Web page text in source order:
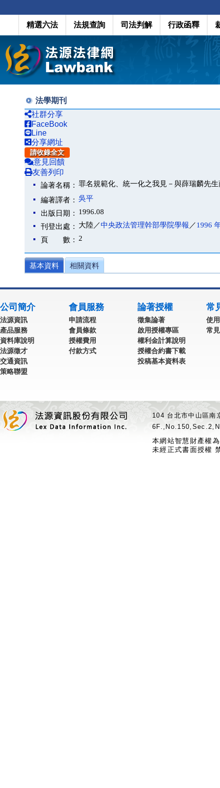
精選六法 法規查詢 司法判解 行政函釋
法學期刊
社群分享
FaceBook
Line
分享網址
請收錄全文
意見回饋
友善列印
論著名稱： 罪名規範化、統一化之我見－與薛瑞麟先生
編著譯者： 吳平
出版日期： 1996.08
刊登出處： 大陸／中央政法管理幹部學院學報 ／1996
頁 數： 2
基本資料 相關資料
公司簡介
法源資訊
產品服務
資料庫說明
法源徵才
交通資訊
策略聯盟
會員服務
申請流程
會員條款
授權費用
付款方式
論著授權
徵集論著
啟用授權專區
權利金計算說明
授權合約書下載
投稿基本資料表
常
使
常
104 台北市中山區
本網站智慧財產權
未經正式書面授權